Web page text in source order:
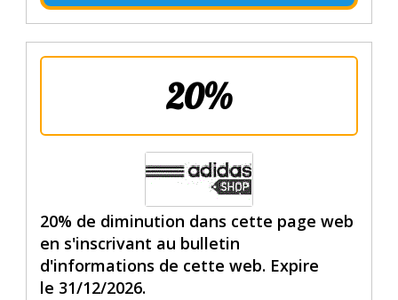
20%
20% de diminution dans cette page web
en s'inscrivant au bulletin
d'informations de cette web. Expire
le 31/12/2026.